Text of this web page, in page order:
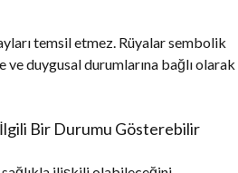
temsil etmez. Rüyalar sembolik
duygusal durumlarına bağlı olarak
İlgili Bir Durumu Gösterebilir